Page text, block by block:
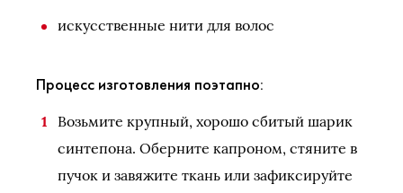
искусственные нити для волос
Процесс изготовления поэтапно:
Возьмите крупный, хорошо сбитый шарик
синтепона. Оберните капроном, стяните в
пучок и завяжите ткань или зафиксируйте